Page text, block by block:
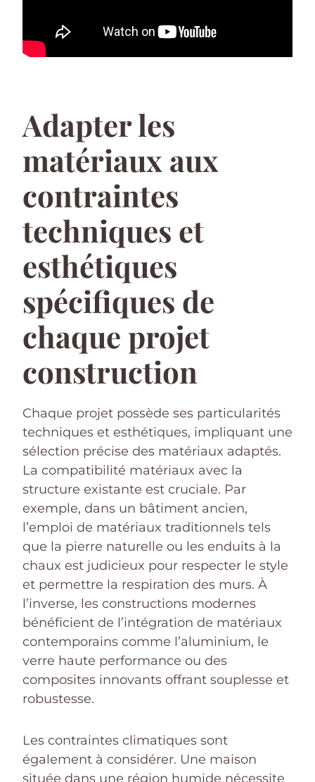
Adapter les
matériaux aux
contraintes
techniques et
esthétiques
spécifiques de
chaque projet
construction
Chaque projet possède ses particularités
techniques et esthétiques, impliquant une
sélection précise des matériaux adaptés.
La compatibilité matériaux avec la
structure existante est cruciale. Par
exemple, dans un bâtiment ancien,
l’emploi de matériaux traditionnels tels
que la pierre naturelle ou les enduits à la
chaux est judicieux pour respecter le style
et permettre la respiration des murs. À
l’inverse, les constructions modernes
bénéficient de l’intégration de matériaux
contemporains comme l’aluminium, le
verre haute performance ou des
composites innovants offrant souplesse et
robustesse.
Les contraintes climatiques sont
également à considérer. Une maison
située dans une région humide nécessite